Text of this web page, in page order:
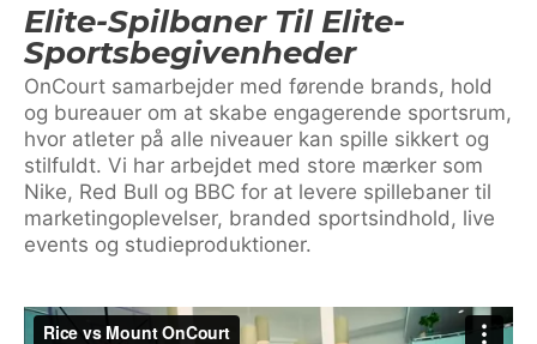
Elite-Spilbaner Til Elite-
Sportsbegivenheder
OnCourt samarbejder med førende brands, hold
og bureauer om at skabe engagerende sportsrum,
hvor atleter på alle niveauer kan spille sikkert og
stilfuldt. Vi har arbejdet med store mærker som
Nike, Red Bull og BBC for at levere spillebaner til
marketingoplevelser, branded sportsindhold, live
events og studieproduktioner.